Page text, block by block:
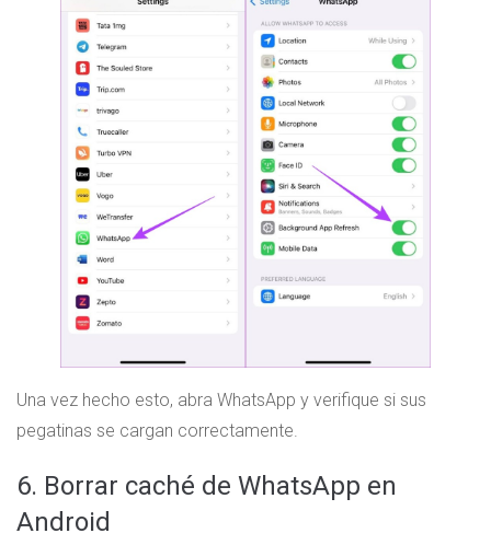
Una vez hecho esto, abra WhatsApp y verifique si sus
pegatinas se cargan correctamente.
6. Borrar caché de WhatsApp en
Android